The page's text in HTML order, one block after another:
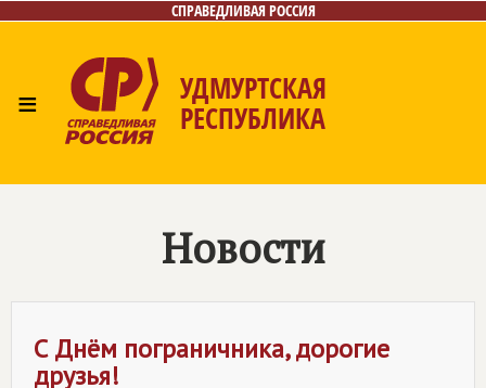
СПРАВЕДЛИВАЯ РОССИЯ
≡ УДМУРТСКАЯ
РЕСПУБЛИКА
Новости
С Днём пограничника, дорогие
друзья!